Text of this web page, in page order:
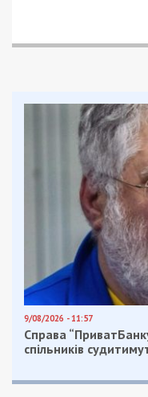
9/08/2026 - 11:57
Справа
спільників